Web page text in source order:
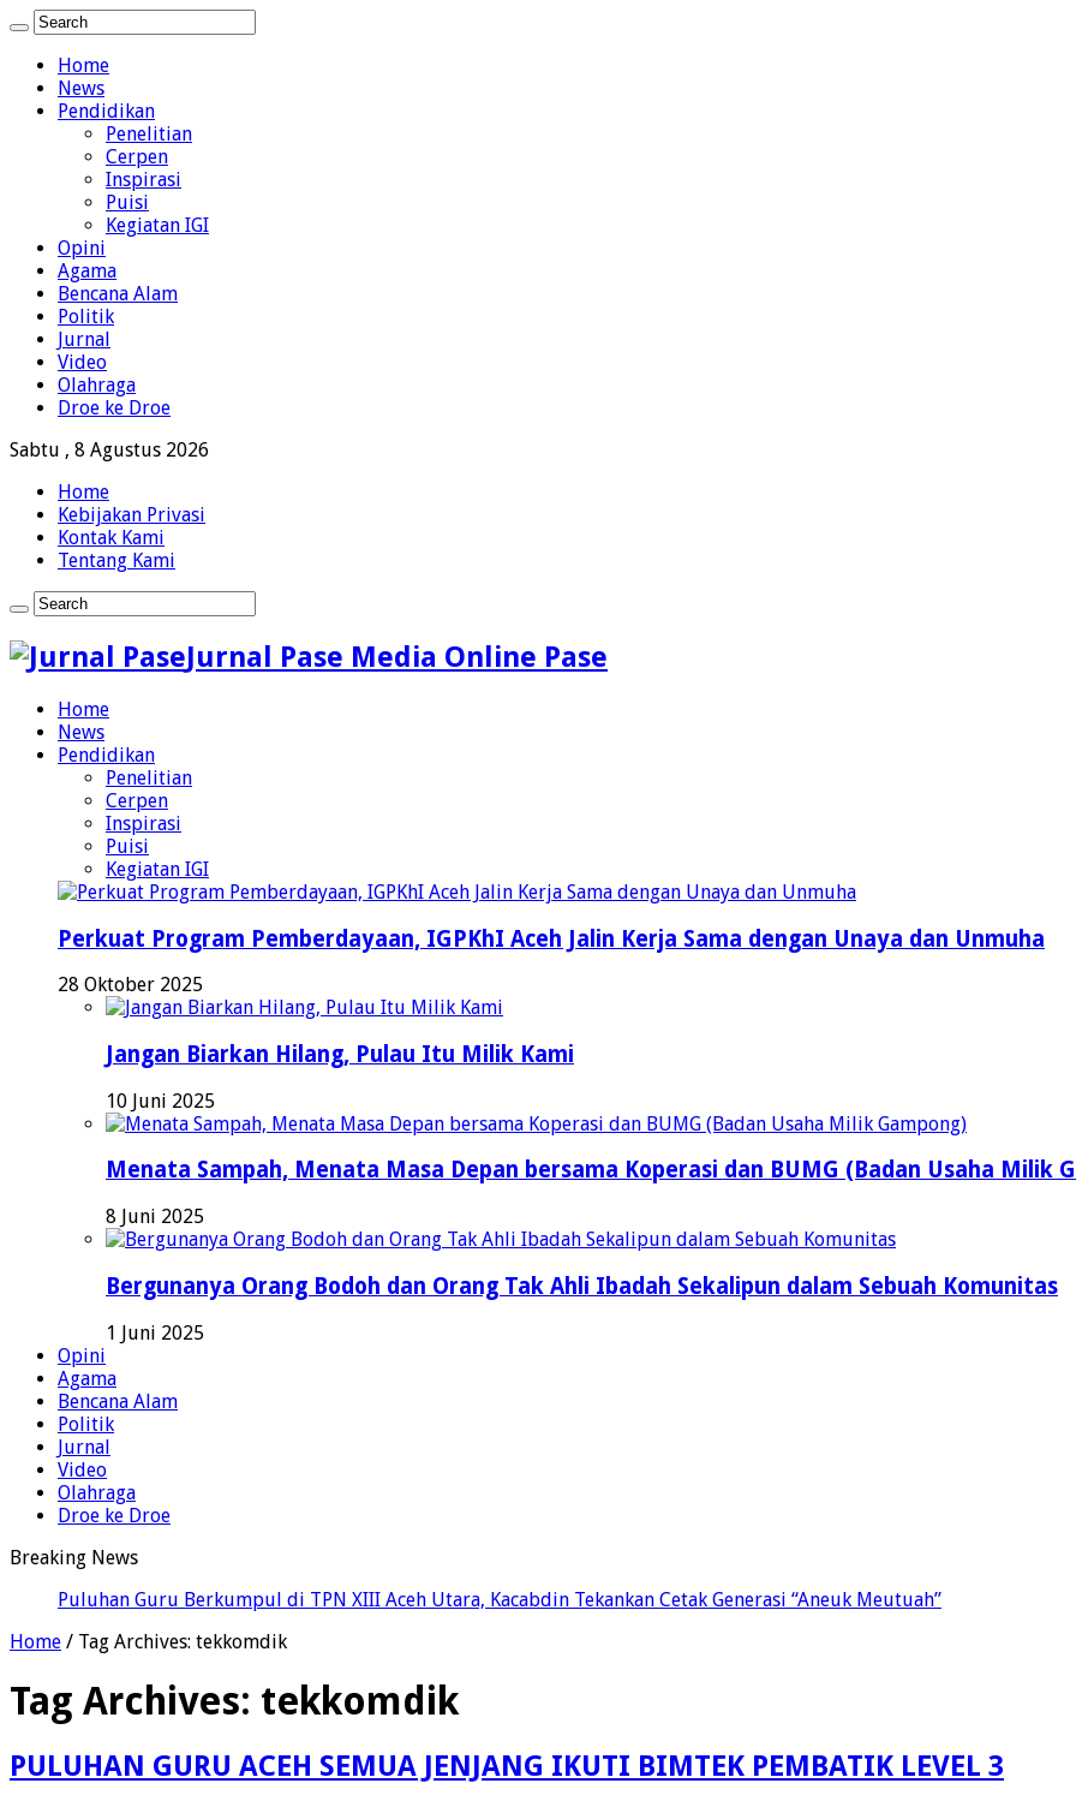
Home
News
Pendidikan
Penelitian
Cerpen
Inspirasi
Puisi
Kegiatan IGI
Opini
Agama
Bencana Alam
Politik
Jurnal
Video
Olahraga
Droe ke Droe
Sabtu , 8 Agustus 2026
Home
Kebijakan Privasi
Kontak Kami
Tentang Kami
Jurnal Pase Media Online Pase
Home
News
Pendidikan
Penelitian
Cerpen
Inspirasi
Puisi
Kegiatan IGI
Perkuat Program Pemberdayaan, IGPKhI Aceh Jalin Kerja Sama dengan Unaya dan Unmuha
28 Oktober 2025
Jangan Biarkan Hilang, Pulau Itu Milik Kami
10 Juni 2025
Menata Sampah, Menata Masa Depan bersama Koperasi dan BUMG (Badan Usaha Milik
8 Juni 2025
Bergunanya Orang Bodoh dan Orang Tak Ahli Ibadah Sekalipun dalam Sebuah Komunitas
1 Juni 2025
Opini
Agama
Bencana Alam
Politik
Jurnal
Video
Olahraga
Droe ke Droe
Breaking News
Puluhan Guru Berkumpul di TPN XIII Aceh Utara, Kacabdin Tekankan Cetak Generasi “Aneuk Meutuah”
Home / Tag Archives: tekkomdik
Tag Archives: tekkomdik
PULUHAN GURU ACEH SEMUA JENJANG IKUTI BIMTEK PEMBATIK LEVEL 3